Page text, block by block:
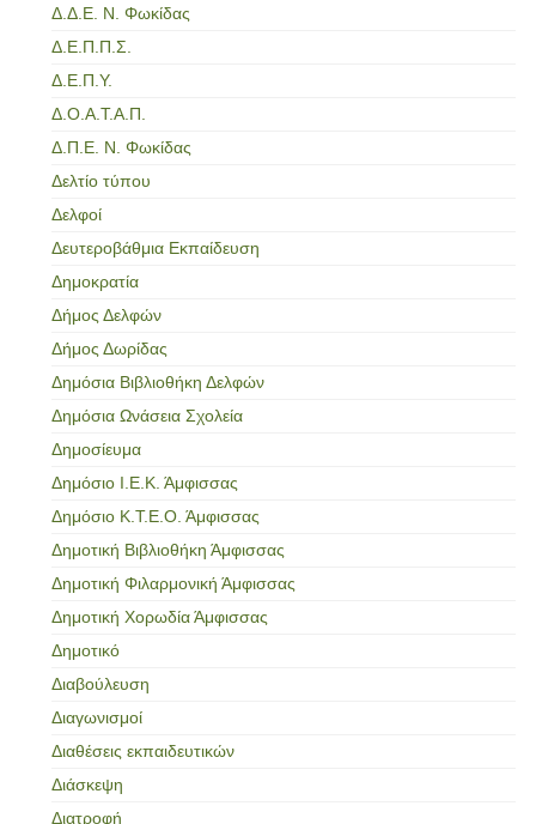
Δ.Δ.Ε. Ν. Φωκίδας
Δ.Ε.Π.Π.Σ.
Δ.Ε.Π.Υ.
Δ.Ο.Α.Τ.Α.Π.
Δ.Π.Ε. Ν. Φωκίδας
Δελτίο τύπου
Δελφοί
Δευτεροβάθμια Εκπαίδευση
Δημοκρατία
Δήμος Δελφών
Δήμος Δωρίδας
Δημόσια Βιβλιοθήκη Δελφών
Δημόσια Ωνάσεια Σχολεία
Δημοσίευμα
Δημόσιο Ι.Ε.Κ. Άμφισσας
Δημόσιο Κ.Τ.Ε.Ο. Άμφισσας
Δημοτική Βιβλιοθήκη Άμφισσας
Δημοτική Φιλαρμονική Άμφισσας
Δημοτική Χορωδία Άμφισσας
Δημοτικό
Διαβούλευση
Διαγωνισμοί
Διαθέσεις εκπαιδευτικών
Διάσκεψη
Διατροφή